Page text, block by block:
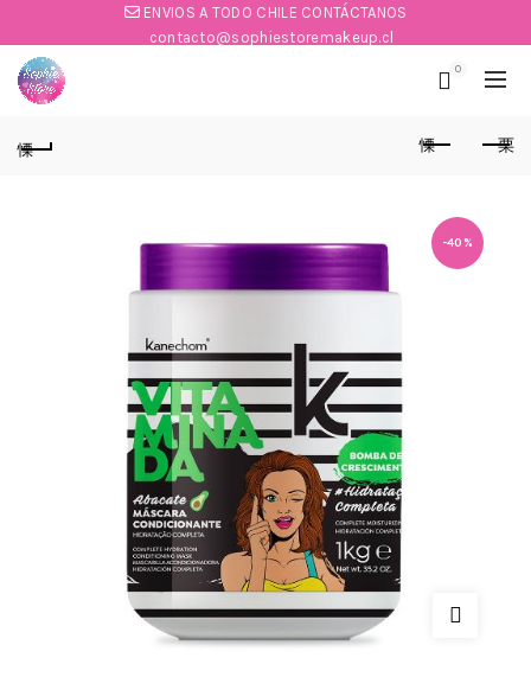
ENVIOS A TODO CHILE CONTÁCTANOS
contacto@sophiestoremakeup.cl
0
-40%